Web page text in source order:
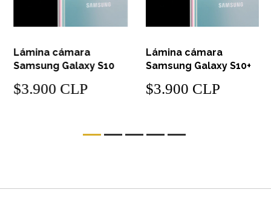
Lámina cámara
Samsung Galaxy S10
$3.900 CLP
Lámina cámara
Samsung Galaxy S10+
$3.900 CLP